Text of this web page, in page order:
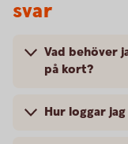
svar
Vad behöver
på kort?
Hur loggar